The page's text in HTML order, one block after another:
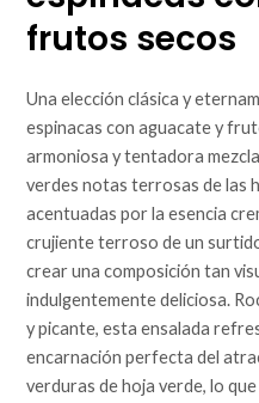
frutos secos
Una elección clásica y
espinacas con aguacate y
armoniosa y tentadora
verdes notas terrosas de las
acentuadas por la esencia
crujiente terroso de un
crear una composición tan
indulgentemente deliciosa.
y picante, esta ensalada
encarnación perfecta del
verduras de hoja verde, lo